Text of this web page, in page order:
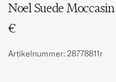
Noel Suede
€
Artikelnummer: 28778811r